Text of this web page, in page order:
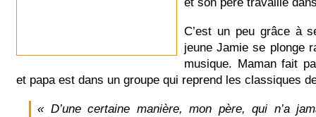
C’est un peu grâce à
jeune Jamie se plonge
musique. Maman fait
et papa est dans un groupe qui reprend les classiques
« D’une certaine manière, mon père, qui n’a